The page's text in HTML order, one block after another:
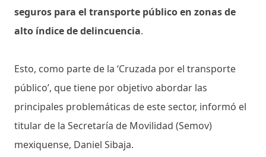
seguros para el transporte público en zonas de
alto índice de delincuencia.
Esto, como parte de la ‘Cruzada por el transporte
público’, que tiene por objetivo abordar las
principales problemáticas de este sector, informó el
titular de la Secretaría de Movilidad (Semov)
mexiquense, Daniel Sibaja.